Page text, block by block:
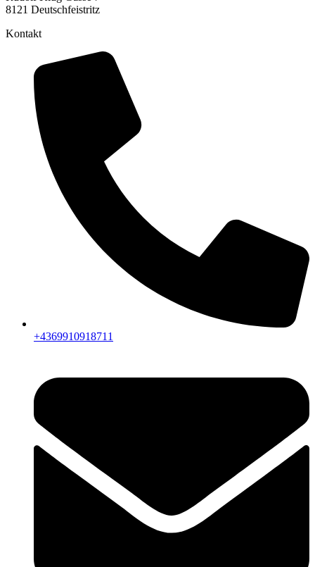
8121 Deutschfeistritz
Kontakt
+4369910918711